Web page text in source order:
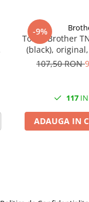
-9%
Toner Brother
(black),
107,50 RON
117
ADAUGA IN